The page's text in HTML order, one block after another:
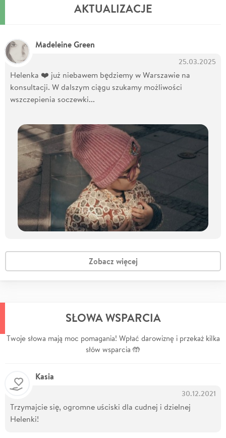
AKTUALIZACJE
Madeleine Green
25.03.2025
Helenka ❤️ już niebawem będziemy w Warszawie na
konsultacji. W dalszym ciągu szukamy możliwości
wszczepienia soczewki...
Zobacz więcej
SŁOWA WSPARCIA
Twoje słowa mają moc pomagania! Wpłać darowiznę i przekaż kilka
słów wsparcia 🤲
Kasia
30.12.2021
Trzymajcie się, ogromne uściski dla cudnej i dzielnej
Helenki!